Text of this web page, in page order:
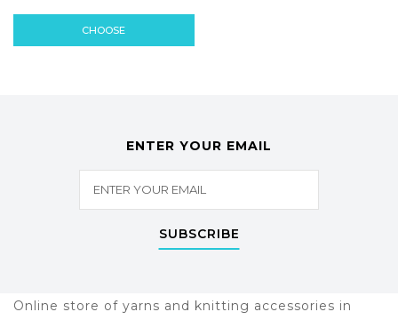
CHOOSE
ENTER YOUR EMAIL
SUBSCRIBE
Online store of yarns and knitting accessories in